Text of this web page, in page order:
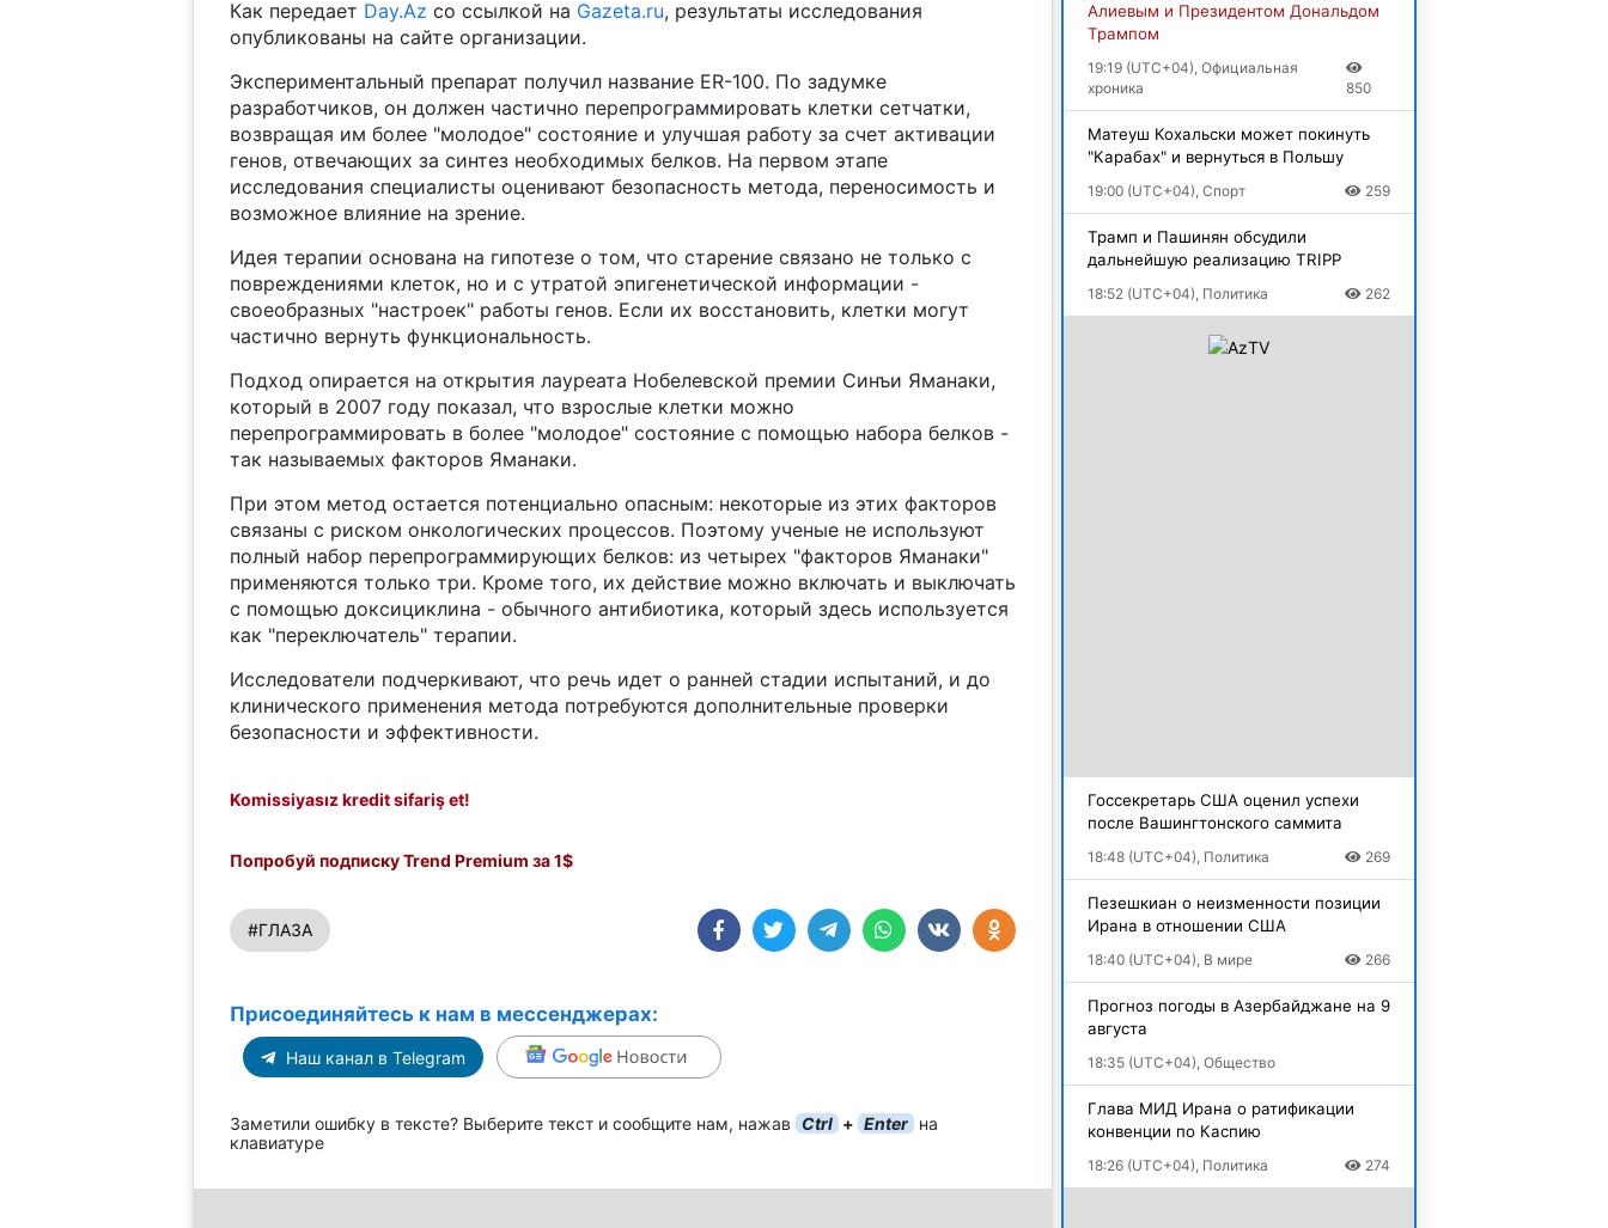
Как передает Day.Az со ссылкой на Gazeta.ru, результаты исследования
опубликованы на сайте организации.
Экспериментальный препарат получил название ER-100. По задумке
разработчиков, он должен частично перепрограммировать клетки сетчатки,
возвращая им более "молодое" состояние и улучшая работу за счет активации
генов, отвечающих за синтез необходимых белков. На первом этапе
исследования специалисты оценивают безопасность метода, переносимость и
возможное влияние на зрение.
Идея терапии основана на гипотезе о том, что старение связано не только с
повреждениями клеток, но и с утратой эпигенетической информации -
своеобразных "настроек" работы генов. Если их восстановить, клетки могут
частично вернуть функциональность.
Подход опирается на открытия лауреата Нобелевской премии Синъи Яманаки,
который в 2007 году показал, что взрослые клетки можно
перепрограммировать в более "молодое" состояние с помощью набора белков -
так называемых факторов Яманаки.
При этом метод остается потенциально опасным: некоторые из этих факторов
связаны с риском онкологических процессов. Поэтому ученые не используют
полный набор перепрограммирующих белков: из четырех "факторов Яманаки"
применяются только три. Кроме того, их действие можно включать и выключать
с помощью доксициклина - обычного антибиотика, который здесь используется
как "переключатель" терапии.
Исследователи подчеркивают, что речь идет о ранней стадии испытаний, и до
клинического применения метода потребуются дополнительные проверки
безопасности и эффективности.
Komissiyasız kredit sifariş et!
Попробуй подписку Trend Premium за 1$
#ГЛАЗА
Присоединяйтесь к нам в мессенджерах:
Наш канал в Telegram
Заметили ошибку в тексте? Выберите текст и сообщите нам, нажав Ctrl + Enter на
клавиатуре
Алиевым и Президентом Дональдом
Трампом
19:19 (UTC+04), Официальная
хроника
850
Матеуш Кохальски может покинуть
"Карабах" и вернуться в Польшу
19:00 (UTC+04), Спорт 259
Трамп и Пашинян обсудили
дальнейшую реализацию TRIPP
18:52 (UTC+04), Политика 262
Госсекретарь США оценил успехи
после Вашингтонского саммита
18:48 (UTC+04), Политика 269
Пезешкиан о неизменности позиции
Ирана в отношении США
18:40 (UTC+04), В мире 266
Прогноз погоды в Азербайджане на 9
августа
18:35 (UTC+04), Общество
Глава МИД Ирана о ратификации
конвенции по Каспию
18:26 (UTC+04), Политика 274